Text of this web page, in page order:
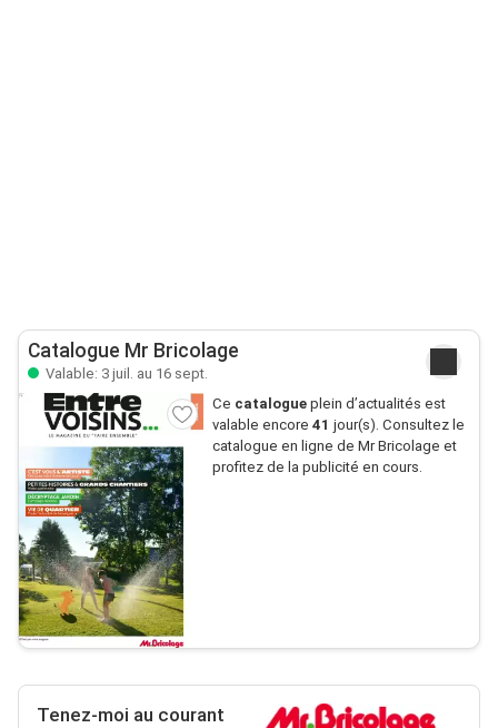
Catalogue Mr Bricolage
Valable: 3 juil. au 16 sept.
Ce catalogueplein d’actualités est
valable encore 41 jour(s). Consultez le
catalogue en ligne de Mr Bricolage et
profitez de la publicité en cours.
Tenez-moi au courant